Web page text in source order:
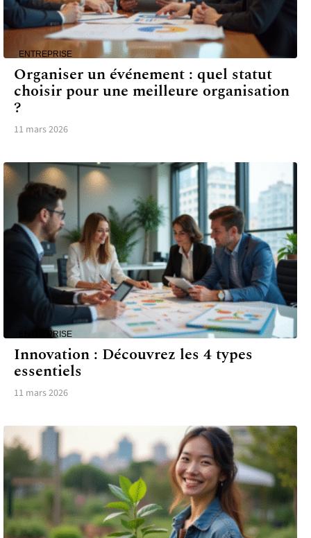
ENTREPRISE
Organiser un événement : quel statut
choisir pour une meilleure organisation
?
11 mars 2026
ENTREPRISE
Innovation : Découvrez les 4 types
essentiels
11 mars 2026